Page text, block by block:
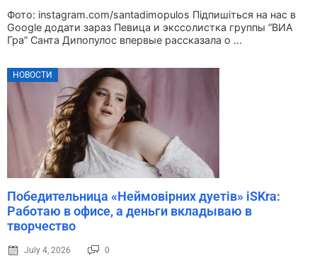
Фото: instagram.com/santadimopulos Підпишіться на нас в
Google додати зараз Певица и экссолистка группы “ВИА
Гра” Санта Дипопулос впервые рассказала о ...
НОВОСТИ
Победительница «Неймовірних дуетів» iSKra:
Работаю в офисе, а деньги вкладываю в
творчество
July 4, 2026 0